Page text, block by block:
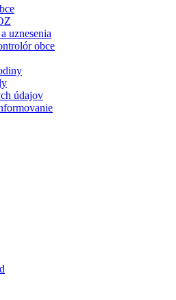
uznesenia
obce
údajov